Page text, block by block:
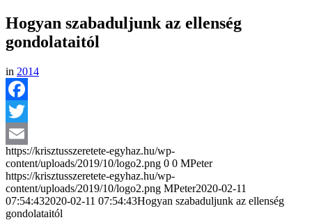
Hogyan szabaduljunk az ellenség
gondolataitól
in 2014
Facebook
Twitter
Email
https://krisztusszeretete-egyhaz.hu/wp-
content/uploads/2019/10/logo2.png 0 0 MPeter
https://krisztusszeretete-egyhaz.hu/wp-
content/uploads/2019/10/logo2.png MPeter2020-02-11
07:54:432020-02-11 07:54:43Hogyan szabaduljunk az ellenség
gondolataitól